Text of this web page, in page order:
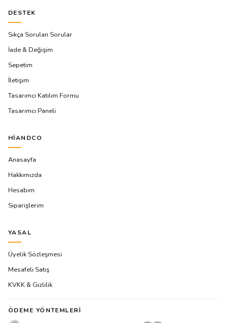
DESTEK
Sıkça Sorulan Sorular
İade & Değişim
Sepetim
İletişim
Tasarımcı Katılım Formu
Tasarımcı Paneli
HIANDCO
Anasayfa
Hakkımızda
Hesabım
Siparişlerim
YASAL
Üyelik Sözleşmesi
Mesafeli Satış
KVKK & Gizlilik
ÖDEME YÖNTEMLERI